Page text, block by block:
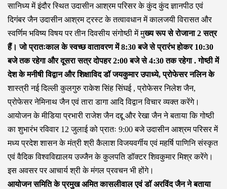
सानिध्य में इंदौर स्थित उदासीन आश्रम परिसर के कुंद कुंद ज्ञानपीठ एवं
दिगंबर जैन उदासीन आश्रम ट्रस्ट के तत्वावधान में कालजयी विरासत और
स्वर्णिम भविष्य विषय पर तीन दिवसीय संगोष्ठी में मुख्य रूप से रोजाना 2 सत्र
हैं। जो प्रातःकाल के स्वच्छ वातावरण में 8:30 बजे से प्रारंभ होकर 10:30
बजे तक रहेगा और दूसरा सत्र दोपहर 2:00 बजे से 4:30 तक रहेगा . गोष्ठी में
देश के मनीषी विद्वान और शिक्षाविद डॉ जयकुमार उपाध्ये, प्रोफेसर नलिन के
शास्त्री नई दिल्ली कुलगुरु राकेश सिंह सिंघई , प्रोफेसर निलेश जैन,
प्रोफेसर नेमिनाथ जैन एवं तारा डागा आदि विद्वान विचार व्यक्त करेंगे।
आयोजन के मीडिया प्रभारी राजेश जैन दद्दू और रेखा जैन ने बताया कि गोष्ठी
का शुभारंभ रविवार 12 जुलाई को प्रातः 9:00 बजे उदासीन आश्रम परिसर में
मध्य प्रदेश शासन के मंत्री श्री कैलाश विजयवर्गीय एवं महर्षि पाणिनि संस्कृत
एवं वैदिक विश्वविद्यालय उज्जैन के कुलपति डॉक्टर शिवकुमार मिश्र करेंगे।
इस अवसर पर आचार्य श्री के मंगल प्रवचन भी होंगे।
आयोजन समिति के प्रमुख अमित कासलीवाल एवं डॉ अरविंद जैन ने बताया